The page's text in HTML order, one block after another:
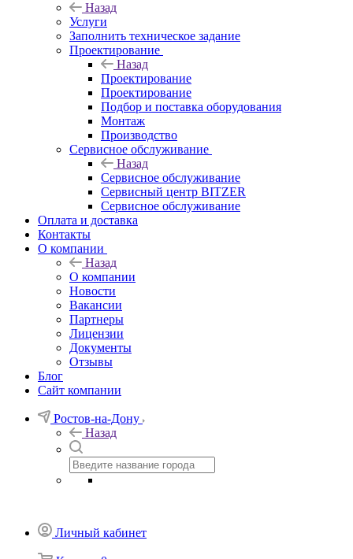
Назад
Услуги
Заполнить техническое задание
Проектирование
Назад
Проектирование
Проектирование
Подбор и поставка оборудования
Монтаж
Производство
Сервисное обслуживание
Назад
Сервисное обслуживание
Сервисный центр BITZER
Сервисное обслуживание
Оплата и доставка
Контакты
О компании
Назад
О компании
Новости
Вакансии
Партнеры
Лицензии
Документы
Отзывы
Блог
Сайт компании
Ростов-на-Дону
Назад
Личный кабинет